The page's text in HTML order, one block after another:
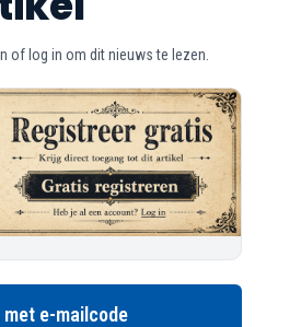
of log in om dit nieuws te lezen.
met e-mailcode